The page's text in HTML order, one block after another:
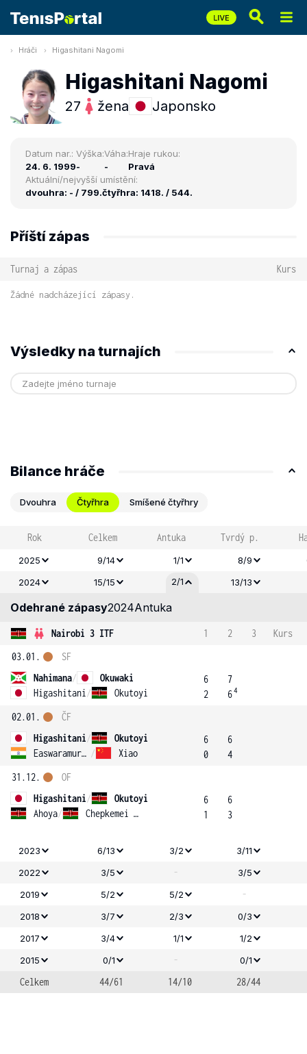
Hráči Higashitani Nagomi
Higashitani Nagomi
27 žena Japonsko
Datum nar.:
24. 6. 1999
Výška:
-
Váha:
-
Hraje rukou:
Pravá
Aktuální/nejvyšší umístění:
dvouhra: - / 799.čtyřhra: 1418. / 544.
Příští zápas
Turnaj a zápas Kurs
Žádné nadcházející zápasy.
Výsledky na turnajích
Bilance hráče
Dvouhra Čtyřhra Smíšené čtyřhry
Rok Celkem Antuka Tvrdý p.
2025 9/14 1/1 8/9
2024
15/15 2/1 13/13
Odehrané zápasy2024Antuka
Nairobi 3 ITF 1 2 3
Kurs
03.01.
Nahimana/
Okuwaki
Higashitani / Okutoyi
SF
6
2
7
64
02.01.
Higashitani/
Okutoyi
Easwaramurthi / Xiao
ČF
6
0
6
4
31.12.
Higashitani/
Okutoyi
Ahoya/ Chepkemei Yego
OF
6
1
6
3
2023 6/13 3/2
3/11
2022
3/5 -
3/5
2019
5/2 5/2 -
2018 3/7 2/3
0/3
2017
3/4 1/1
1/2
2015
0/1 - 0/1
Celkem 44/61 14/10 28/44